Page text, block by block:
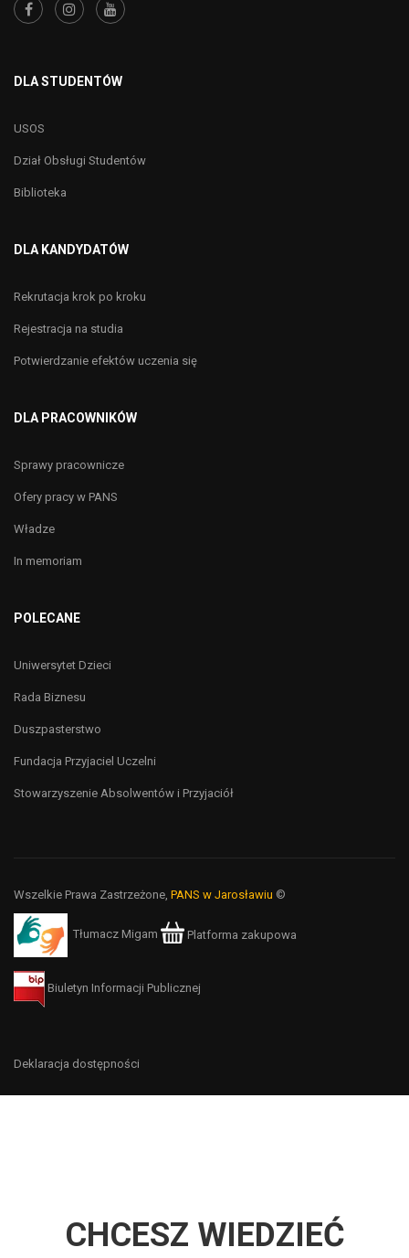
DLA STUDENTÓW
USOS
Dział Obsługi Studentów
Biblioteka
DLA KANDYDATÓW
Rekrutacja krok po kroku
Rejestracja na studia
Potwierdzanie efektów uczenia się
DLA PRACOWNIKÓW
Sprawy pracownicze
Ofery pracy w PANS
Władze
In memoriam
POLECANE
Uniwersytet Dzieci
Rada Biznesu
Duszpasterstwo
Fundacja Przyjaciel Uczelni
Stowarzyszenie Absolwentów i Przyjaciół
Wszelkie Prawa Zastrzeżone, PANS w Jarosławiu ©
Tłumacz Migam Platforma zakupowa
Biuletyn Informacji Publicznej
Deklaracja dostępności
CHCESZ WIEDZIEĆ